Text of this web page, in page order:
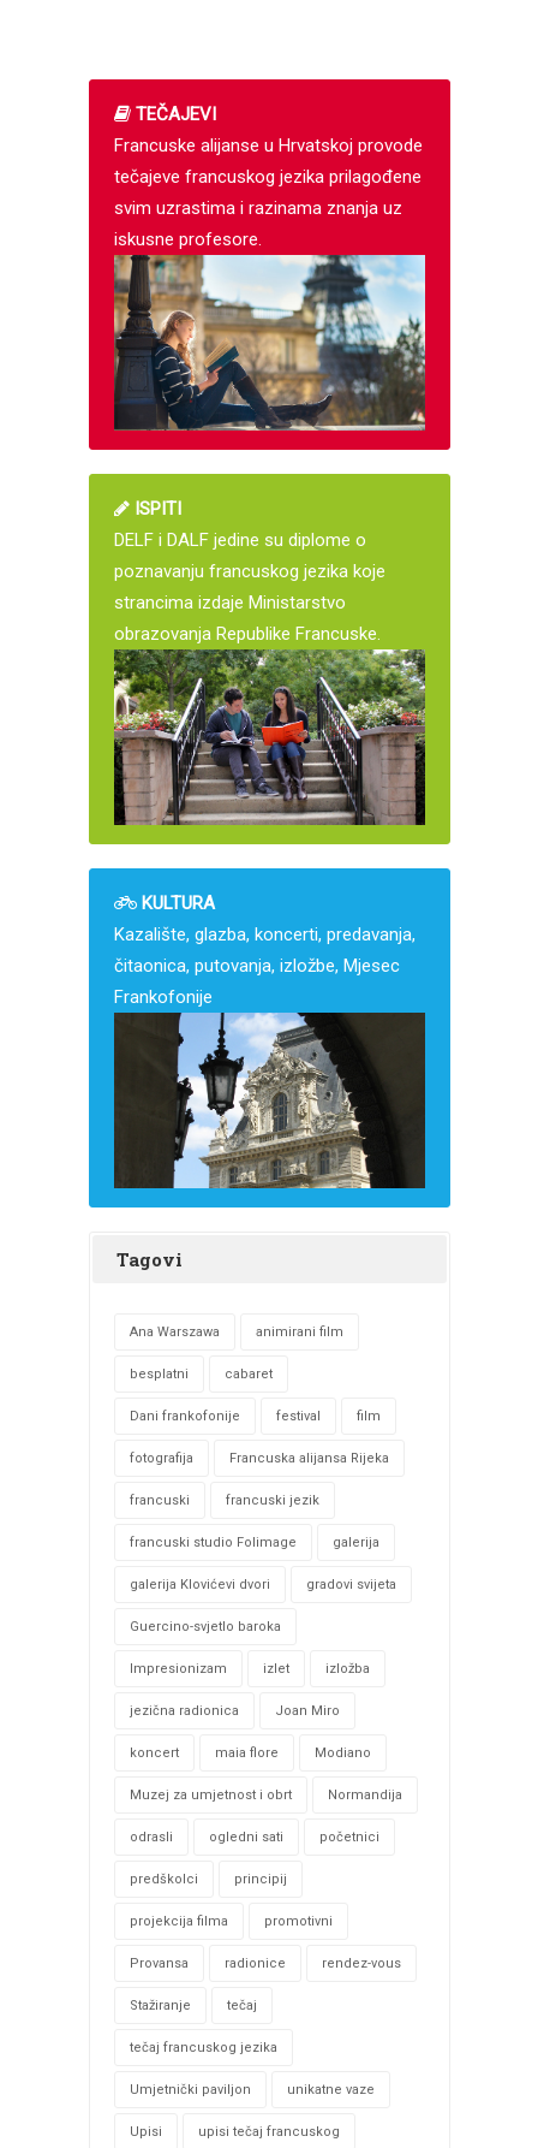
TEČAJEVI
Francuske alijanse u Hrvatskoj provode
tečajeve francuskog jezika prilagođene
svim uzrastima i razinama znanja uz
iskusne profesore.
ISPITI
DELF i DALF jedine su diplome o
poznavanju francuskog jezika koje
strancima izdaje Ministarstvo
obrazovanja Republike Francuske.
KULTURA
Kazalište, glazba, koncerti, predavanja,
čitaonica, putovanja, izložbe, Mjesec
Frankofonije
Tagovi
Ana Warszawa animirani film
besplatni cabaret
Dani frankofonije festival film
fotografija Francuska alijansa Rijeka
francuski francuski jezik
francuski studio Folimage galerija
galerija Klovićevi dvori gradovi svijeta
Guercino-svjetlo baroka
Impresionizam izlet izložba
jezična radionica Joan Miro
koncert maia flore Modiano
Muzej za umjetnost i obrt Normandija
odrasli ogledni sati početnici
predškolci principij
projekcija filma promotivni
Provansa radionice rendez-vous
Stažiranje tečaj
tečaj francuskog jezika
Umjetnički paviljon unikatne vaze
Upisi upisi tečaj francuskog